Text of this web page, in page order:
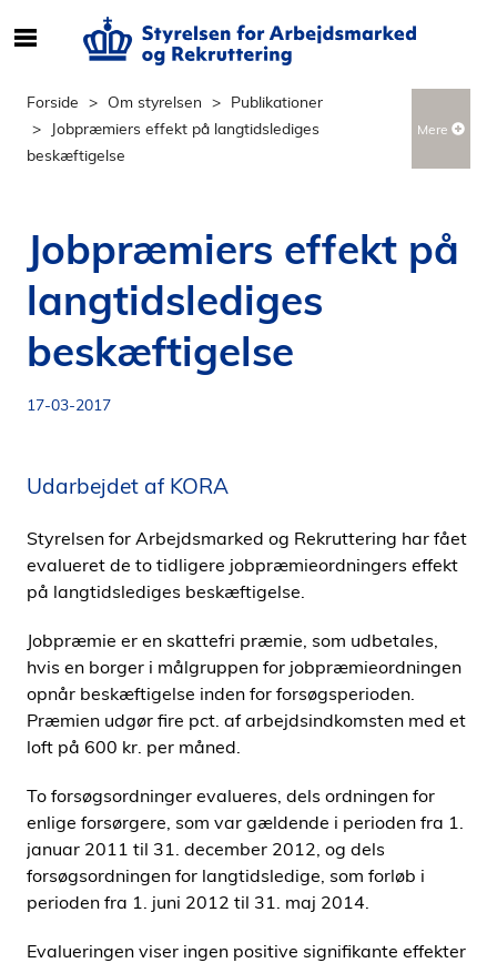
e
i
d
o
d
s
d
e
n
Forside Om styrelsen
Publikationer
Jobpræmiers effekt på langtidslediges
beskæftigelse
Mere
Jobpræmiers effekt på
langtidslediges
beskæftigelse
17-03-2017
Udarbejdet af KORA
Styrelsen for Arbejdsmarked og Rekruttering har fået
evalueret de to tidligere jobpræmieordningers effekt
på langtidslediges beskæftigelse.
Jobpræmie er en skattefri præmie, som udbetales,
hvis en borger i målgruppen for jobpræmieordningen
opnår beskæftigelse inden for forsøgsperioden.
Præmien udgør fire pct. af arbejdsindkomsten med et
loft på 600 kr. per måned.
To forsøgsordninger evalueres, dels ordningen for
enlige forsørgere, som var gældende i perioden fra 1.
januar 2011 til 31. december 2012, og dels
forsøgsordningen for langtidsledige, som forløb i
perioden fra 1. juni 2012 til 31. maj 2014.
Evalueringen viser ingen positive signifikante effekter